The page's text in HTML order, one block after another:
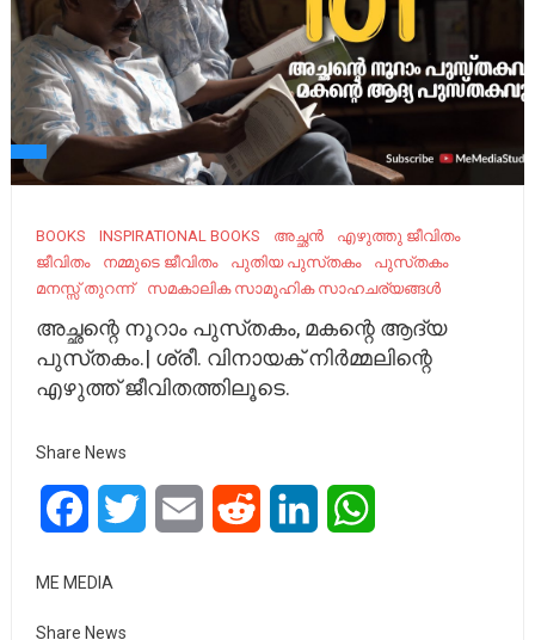
BOOKS INSPIRATIONAL BOOKS അച്ഛൻ
എഴുത്തു ജീവിതം
ജീവിതം
നമ്മുടെ ജീവിതം പുതിയ പുസ്‌തകം
പുസ്‌തകം
മനസ്സ് തുറന്ന്
സമകാലിക സാമൂഹിക സാഹചര്യങ്ങൾ
അച്ഛന്റെ നൂറാം പുസ്‌തകം, മകന്റെ ആദ്യ
പുസ്‌തകം.| ശ്രീ. വിനായക് നിർമ്മലിന്റെ
എഴുത്ത് ജീവിതത്തിലൂടെ.
Share News
FacebookTwitter Email Reddit LinkedIn
ME MEDIA
Share News